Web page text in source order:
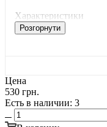
Характеристики
Розгорнути
Цена
530 грн.
Есть в наличии: 3